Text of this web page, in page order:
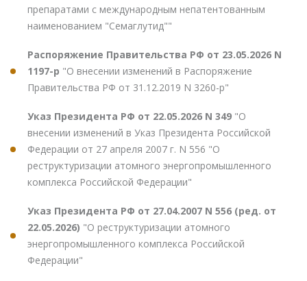
препаратами с международным непатентованным
наименованием "Семаглутид""
Распоряжение Правительства РФ от 23.05.2026 N
1197-р "О внесении изменений в Распоряжение
Правительства РФ от 31.12.2019 N 3260-р"
Указ Президента РФ от 22.05.2026 N 349 "О
внесении изменений в Указ Президента Российской
Федерации от 27 апреля 2007 г. N 556 "О
реструктуризации атомного энергопромышленного
комплекса Российской Федерации"
Указ Президента РФ от 27.04.2007 N 556 (ред. от
22.05.2026) "О реструктуризации атомного
энергопромышленного комплекса Российской
Федерации"